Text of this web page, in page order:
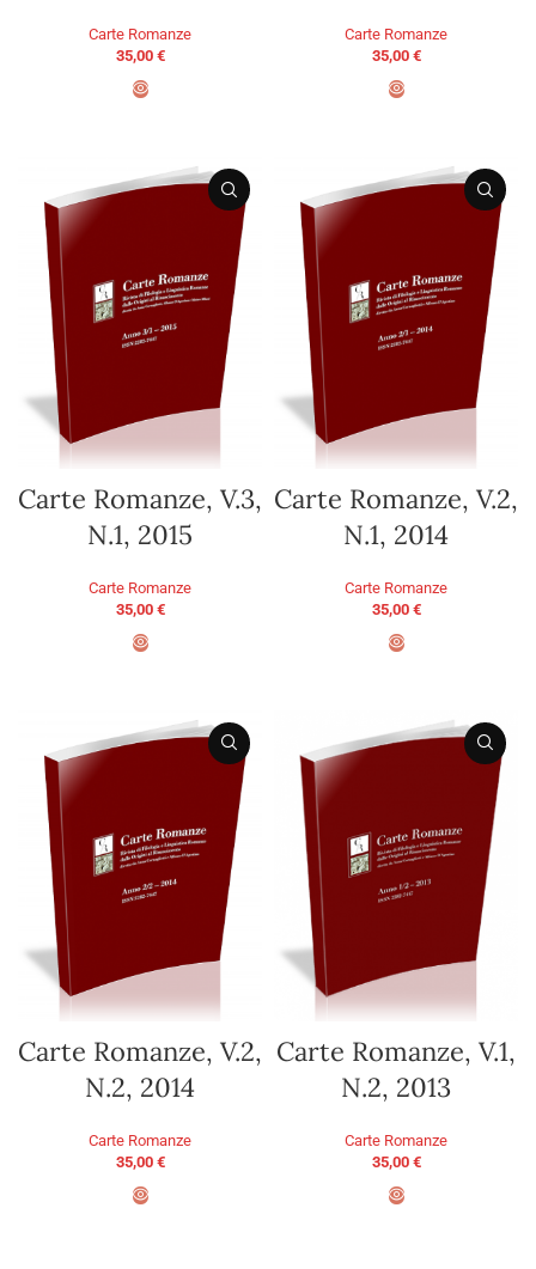
Carte Romanze
35,00 €
Carte Romanze
35,00 €
Carte Romanze, V.3,
N.1, 2015
Carte Romanze
35,00 €
Carte Romanze, V.2,
N.1, 2014
Carte Romanze
35,00 €
Carte Romanze, V.2,
N.2, 2014
Carte Romanze
35,00 €
Carte Romanze, V.1,
N.2, 2013
Carte Romanze
35,00 €